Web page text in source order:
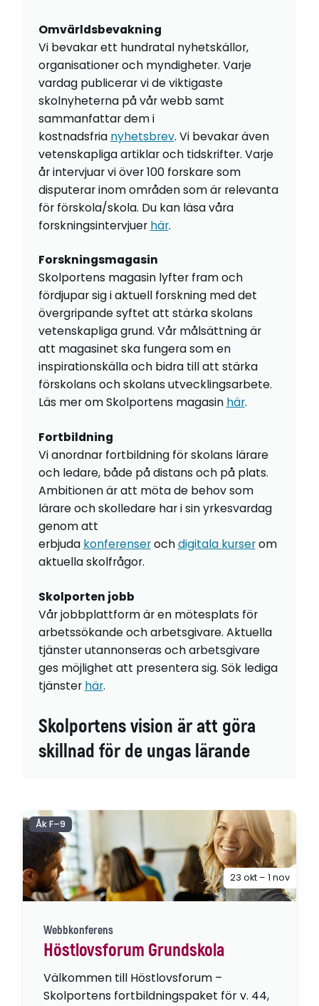
Omvärldsbevakning
Vi bevakar ett hundratal nyhetskällor,
organisationer och myndigheter. Varje
vardag publicerar vi de viktigaste
skolnyheterna på vår webb samt
sammanfattar dem i
kostnadsfria nyhetsbrev. Vi bevakar även
vetenskapliga artiklar och tidskrifter. Varje
år intervjuar vi över 100 forskare som
disputerar inom områden som är relevanta
för förskola/skola. Du kan läsa våra
forskningsintervjuer här.
Forskningsmagasin
Skolportens magasin lyfter fram och
fördjupar sig i aktuell forskning med det
övergripande syftet att stärka skolans
vetenskapliga grund. Vår målsättning är
att magasinet ska fungera som en
inspirationskälla och bidra till att stärka
förskolans och skolans utvecklingsarbete.
Läs mer om Skolportens magasin här.
Fortbildning
Vi anordnar fortbildning för skolans lärare
och ledare, både på distans och på plats.
Ambitionen är att möta de behov som
lärare och skolledare har i sin yrkesvardag
genom att
erbjuda konferenserochdigitala kurserom
aktuella skolfrågor.
Skolporten jobb
Vår jobbplattform är en mötesplats för
arbetssökande och arbetsgivare. Aktuella
tjänster utannonseras och arbetsgivare
ges möjlighet att presentera sig. Sök lediga
tjänster här.
Skolportens vision är att göra
skillnad för de ungas lärande
Webbkonferens
Höstlovsforum Grundskola
Välkommen till Höstlovsforum –
Skolportens fortbildningspaket för v. 44,
Åk F–9
23 okt – 1 nov